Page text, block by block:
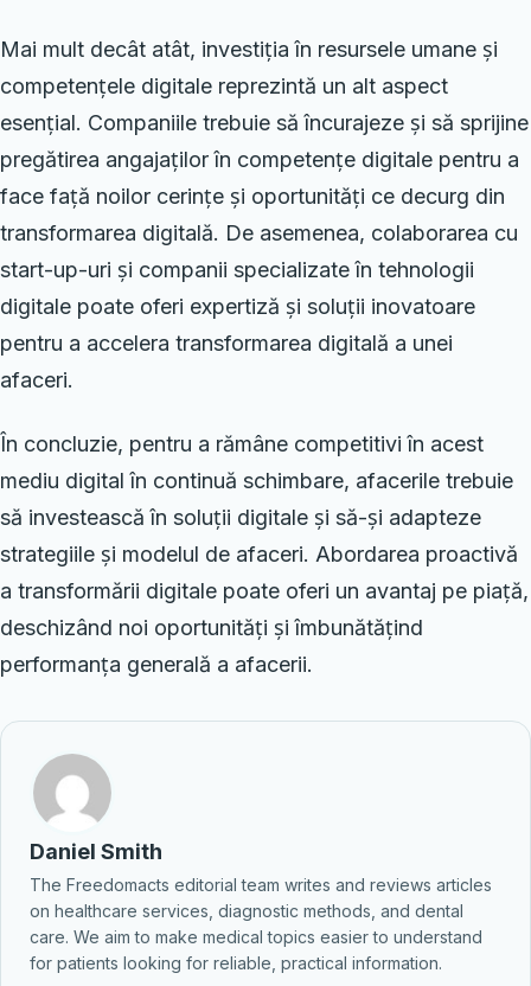
Mai mult decât atât, investiția în resursele umane și
competențele digitale reprezintă un alt aspect
esențial. Companiile trebuie să încurajeze și să sprijine
pregătirea angajaților în competențe digitale pentru a
face față noilor cerințe și oportunități ce decurg din
transformarea digitală. De asemenea, colaborarea cu
start-up-uri și companii specializate în tehnologii
digitale poate oferi expertiză și soluții inovatoare
pentru a accelera transformarea digitală a unei
afaceri.
În concluzie, pentru a rămâne competitivi în acest
mediu digital în continuă schimbare, afacerile trebuie
să investească în soluții digitale și să-și adapteze
strategiile și modelul de afaceri. Abordarea proactivă
a transformării digitale poate oferi un avantaj pe piață,
deschizând noi oportunități și îmbunătățind
performanța generală a afacerii.
Daniel Smith
The Freedomacts editorial team writes and reviews articles
on healthcare services, diagnostic methods, and dental
care. We aim to make medical topics easier to understand
for patients looking for reliable, practical information.